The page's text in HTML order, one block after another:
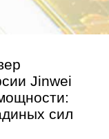
Jinwei
сил